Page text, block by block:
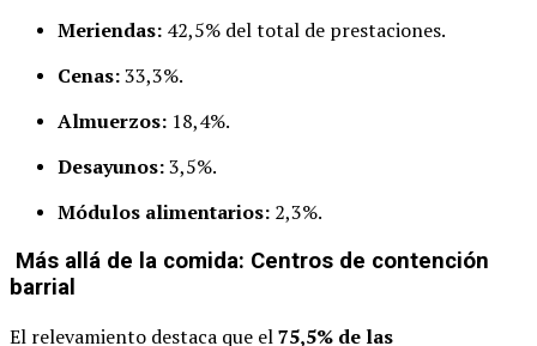
Meriendas: 42,5% del total de prestaciones.
Cenas:33,3%.
Almuerzos: 18,4%.
Desayunos:3,5%.
Módulos alimentarios: 2,3%.
Más allá de la comida: Centros de contención
barrial
El relevamiento destaca que el75,5% de las